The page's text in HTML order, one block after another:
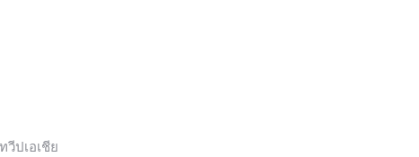
ปเอเชีย